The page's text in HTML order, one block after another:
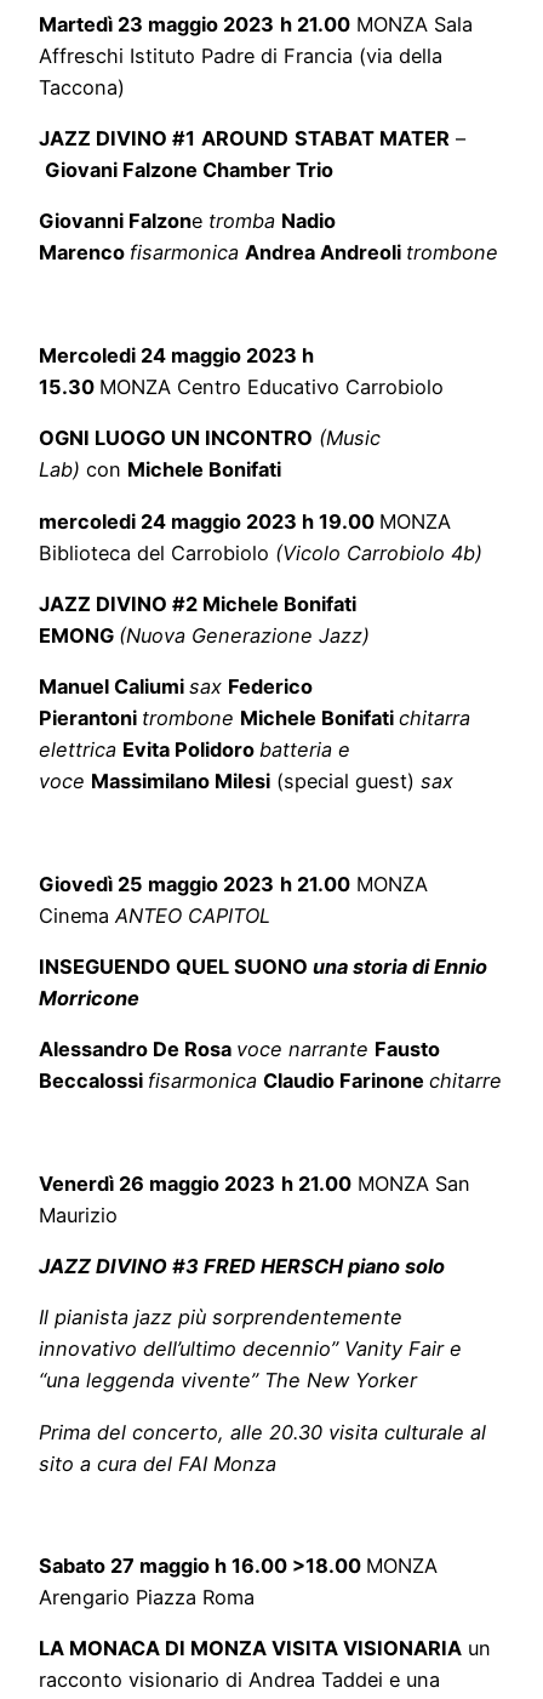
Martedì 23 maggio 2023 h 21.00 MONZA Sala
Affreschi Istituto Padre di Francia (via della
Taccona)
JAZZ DIVINO #1 AROUND STABAT MATER –
Giovani Falzone Chamber Trio
Giovanni Falzone tromba Nadio
Marenco fisarmonica Andrea Andreoli trombone
Mercoledi 24 maggio 2023 h
15.30 MONZA Centro Educativo Carrobiolo
OGNI LUOGO UN INCONTRO (Music
Lab) con Michele Bonifati
mercoledi 24 maggio 2023 h 19.00 MONZA
Biblioteca del Carrobiolo (Vicolo Carrobiolo 4b)
JAZZ DIVINO #2 Michele Bonifati
EMONG (Nuova Generazione Jazz)
Manuel Caliumi sax Federico
Pierantoni trombone Michele Bonifati chitarra
elettrica Evita Polidoro batteria e
voce Massimilano Milesi (special guest) sax
Giovedì 25 maggio 2023 h 21.00 MONZA
Cinema ANTEO CAPITOL
INSEGUENDO QUEL SUONO una storia di Ennio
Morricone
Alessandro De Rosa voce narrante Fausto
Beccalossi fisarmonica Claudio Farinone chitarre
Venerdì 26 maggio 2023 h 21.00 MONZA San
Maurizio
JAZZ DIVINO #3 FRED HERSCH piano solo
Il pianista jazz più sorprendentemente
innovativo dell’ultimo decennio” Vanity Fair e
“una leggenda vivente” The New Yorker
Prima del concerto, alle 20.30 visita culturale al
sito a cura del FAI Monza
Sabato 27 maggio h 16.00 >18.00 MONZA
Arengario Piazza Roma
LA MONACA DI MONZA VISITA VISIONARIA un
racconto visionario di Andrea Taddei e una